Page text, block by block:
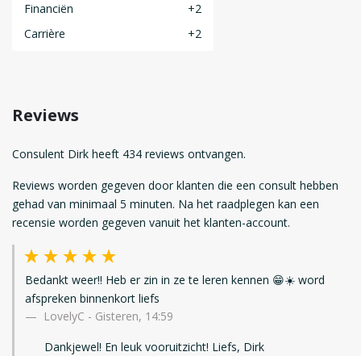
Financiën
+2
Carrière
+2
Reviews
Consulent Dirk heeft 434 reviews ontvangen.
Reviews worden gegeven door klanten die een consult hebben
gehad van minimaal 5 minuten. Na het raadplegen kan een
recensie worden gegeven vanuit het klanten-account.
Bedankt weer!! Heb er zin in ze te leren kennen 😁☀️ word
afspreken binnenkort liefs
LovelyC - Gisteren, 14:59
Dankjewel! En leuk vooruitzicht! Liefs, Dirk